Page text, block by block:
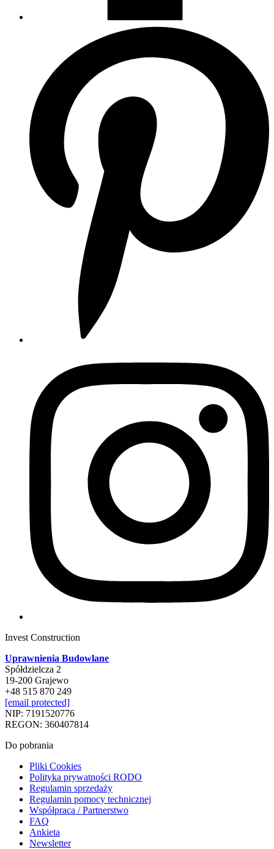
Invest Construction
Uprawnienia Budowlane
Spółdzielcza 2
19-200 Grajewo
+48 515 870 249
[email protected]
NIP: 7191520776
REGON: 360407814
Do pobrania
Pliki Cookies
Polityka prywatności RODO
Regulamin sprzedaży
Regulamin pomocy technicznej
Współpraca / Partnerstwo
FAQ
Ankieta
Newsletter